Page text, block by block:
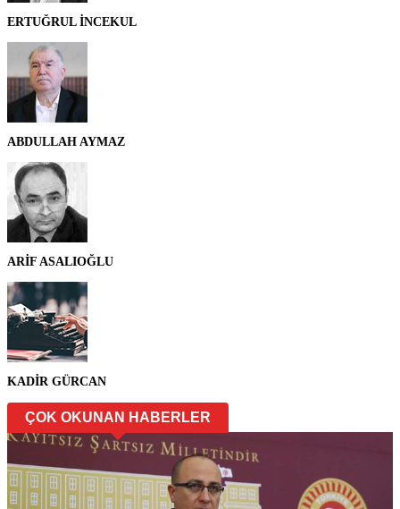
ERTUĞRUL İNCEKUL
ABDULLAH AYMAZ
ARİF ASALIOĞLU
KADİR GÜRCAN
ÇOK OKUNAN HABERLER